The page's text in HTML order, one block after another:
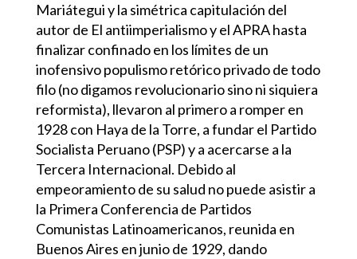
Mariátegui y la simétrica capitulación del
autor de El antiimperialismo y el APRA hasta
finalizar confinado en los límites de un
inofensivo populismo retórico privado de todo
filo (no digamos revolucionario sino ni siquiera
reformista), llevaron al primero a romper en
1928 con Haya de la Torre, a fundar el Partido
Socialista Peruano (PSP) y a acercarse a la
Tercera Internacional. Debido al
empeoramiento de su salud no puede asistir a
la Primera Conferencia de Partidos
Comunistas Latinoamericanos, reunida en
Buenos Aires en junio de 1929, dando